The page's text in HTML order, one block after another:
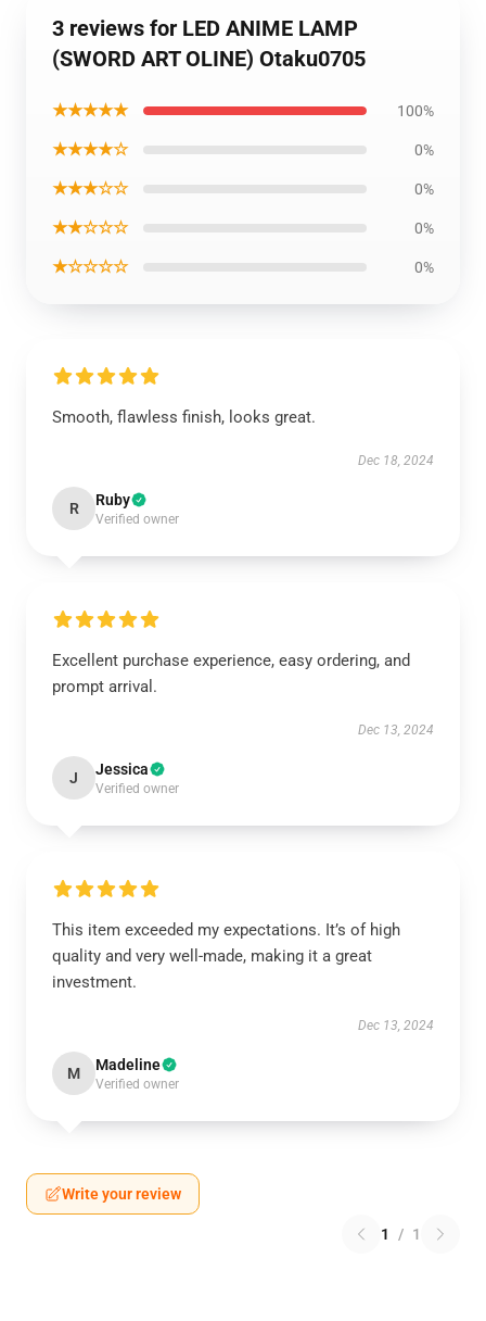
3 reviews for LED ANIME LAMP
(SWORD ART OLINE) Otaku0705
★★★★★ 100%
★★★★☆ 0%
★★★☆☆ 0%
★★☆☆☆ 0%
★☆☆☆☆ 0%
Smooth, flawless finish, looks great.
Dec 18, 2024
R Ruby
Verified owner
Excellent purchase experience, easy ordering, and
prompt arrival.
Dec 13, 2024
J Jessica
Verified owner
This item exceeded my expectations. It’s of high
quality and very well-made, making it a great
investment.
Dec 13, 2024
M Madeline
Verified owner
Write your review
1 / 1